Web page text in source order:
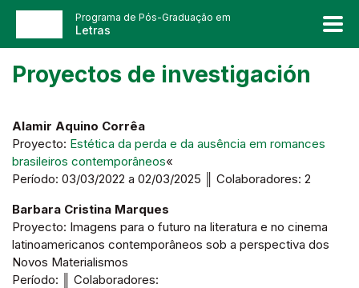
Programa de Pós-Graduação em
Letras
Proyectos de investigación
Alamir Aquino Corrêa
Proyecto: Estética da perda e da ausência em romances
brasileiros contemporâneos«
Período: 03/03/2022 a 02/03/2025 ║ Colaboradores: 2
Barbara Cristina Marques
Proyecto: Imagens para o futuro na literatura e no cinema
latinoamericanos contemporâneos sob a perspectiva dos
Novos Materialismos
Período: ║ Colaboradores: